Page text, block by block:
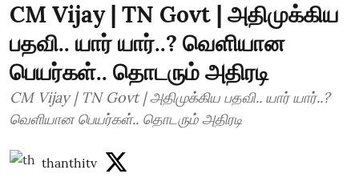
CM Vijay | TN Govt | அதிமுக்கிய
பதவி.. யார் யார்..? வெளியான
பெயர்கள்.. தொடரும் அதிரடி
CM Vijay | TN Govt | அதிமுக்கிய பதவி.. யார் யார்..?
வெளியான பெயர்கள்.. தொடரும் அதிரடி
thanthitv